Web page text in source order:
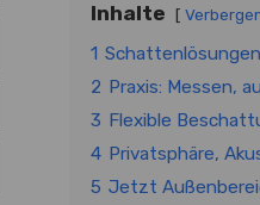
Inhalte
1
2 Praxis: Messen,
3 Flexible
4 Privatsphäre,
5 Jetzt